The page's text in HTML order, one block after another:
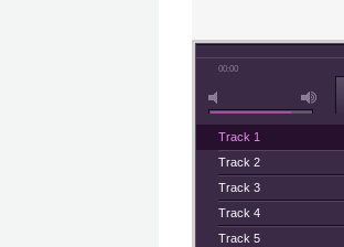
00:00
Track 1
Track 2
Track 3
Track 4
Track 5